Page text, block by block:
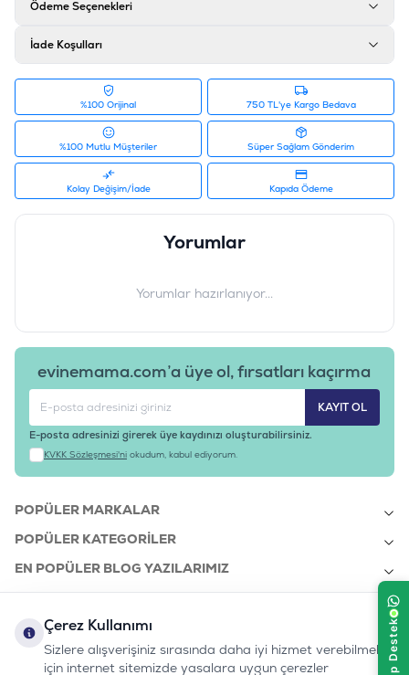
Ürün Filtreleri
Tedarikçi Ürün Kodu
Ödeme Seçenekleri
İade Koşulları
%100 Orijinal 750 TL'ye Kargo Bedava
%100 Mutlu Müşteriler Süper Sağlam Gönderim
Kolay Değişim/İade Kapıda Ödeme
Yorumlar
Yorumlar hazırlanıyor...
evinemama.com’a üye ol, fırsatları kaçırma
KAYIT OL
E-posta adresinizi girerek üye kaydınızı oluşturabilirsiniz.
KVKK Sözleşmesi'ni okudum, kabul ediyorum.
POPÜLER MARKALAR
POPÜLER KATEGORILER
EN POPÜLER BLOG YAZILARIMIZ
KURUMSAL
Çerez Kullanımı
Sizlere alışverişiniz sırasında daha iyi hizmet verebilmek
için internet sitemizde yasalara uygun çerezler